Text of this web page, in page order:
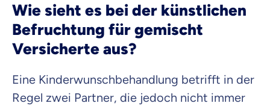
Wie sieht es bei der künstlichen
Befruchtung für gemischt
Versicherte aus?
Eine Kinderwunschbehandlung betrifft in der
Regel zwei Partner, die jedoch nicht immer